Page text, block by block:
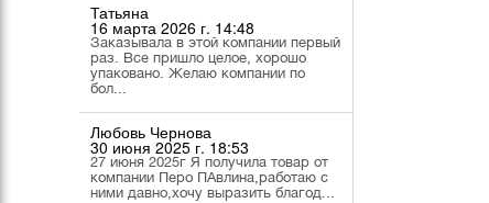
Татьяна
16 марта 2026 г. 14:48
Заказывала в этой компании первый
раз. Все пришло целое, хорошо
упаковано. Желаю компании по
бол...
Любовь Чернова
30 июня 2025 г. 18:53
27 июня 2025г Я получила товар от
компании Перо ПАвлина,работаю с
ними давно,хочу выразить благод...